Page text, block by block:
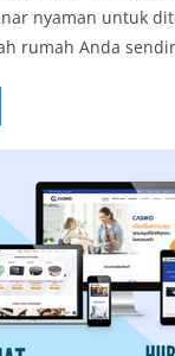
nyaman untuk
rumah Anda